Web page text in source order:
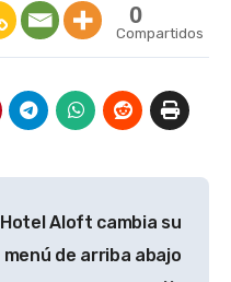
0
Compartidos
Hotel Aloft cambia su
menú de arriba abajo